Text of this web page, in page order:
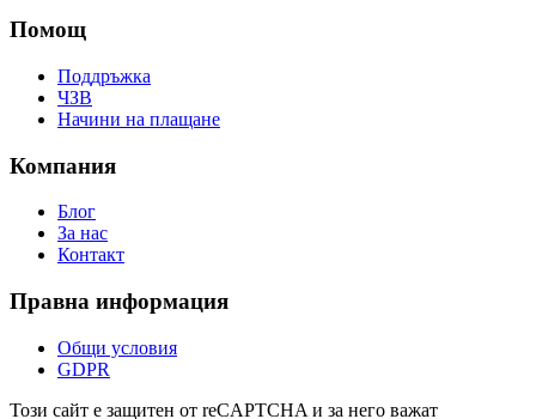
Помощ
Поддръжка
ЧЗВ
Начини на плащане
Компания
Блог
За нас
Контакт
Правна информация
Общи условия
GDPR
Този сайт е защитен от reCAPTCHA и за него важат